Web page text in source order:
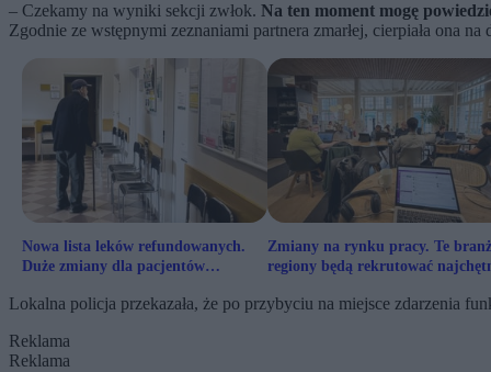
– Czekamy na wyniki sekcji zwłok. Na ten moment mogę
Zgodnie ze wstępnymi zeznaniami partnera zmarłej, cierpiała ona
Nowa lista leków refundowanych.
Duże zmiany dla pacjentów
Zmiany na rynku pracy. Te
regiony będą rekrutować
Lokalna policja przekazała, że po przybyciu na miejsce zdarzenia
Reklama
Reklama